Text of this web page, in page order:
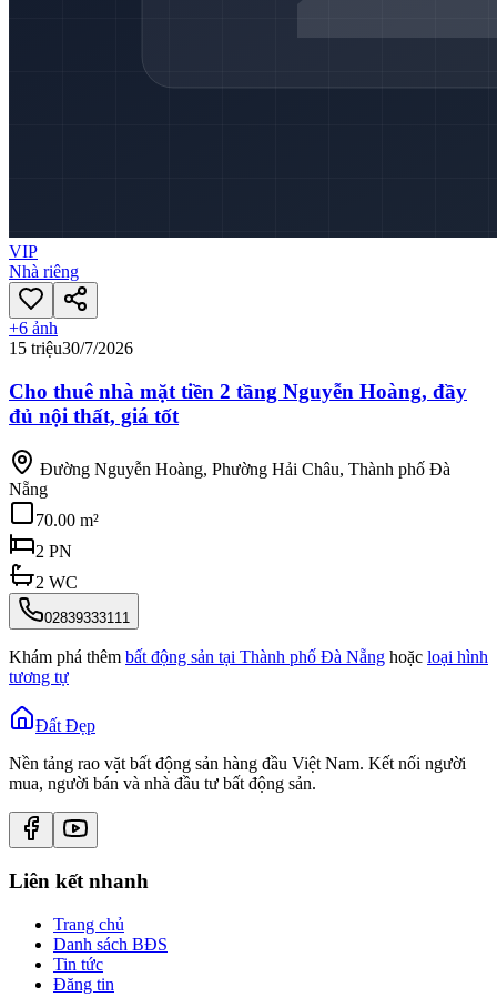
VIP
Nhà riêng
+6 ảnh
15 triệu30/7/2026
Cho thuê nhà mặt tiền 2 tầng Nguyễn Hoàng, đầy
đủ nội thất, giá tốt
Đường Nguyễn Hoàng, Phường Hải Châu, Thành phố Đà
Nẵng
70.00 m²
2 PN
2 WC
02839333111
Khám phá thêm bất động sản tại Thành phố Đà Nẵng hoặc loại hình
tương tự
Đất Đẹp
Nền tảng rao vặt bất động sản hàng đầu Việt Nam. Kết nối người
mua, người bán và nhà đầu tư bất động sản.
Liên kết nhanh
Trang chủ
Danh sách BĐS
Tin tức
Đăng tin